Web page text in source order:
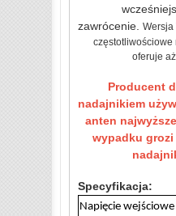
zawrócenie. Wersja
częstotliwościowe
oferuje
Producent
nadajnikiem
anten
wypadku
Specyfikacja:
Napięcie wejściowe